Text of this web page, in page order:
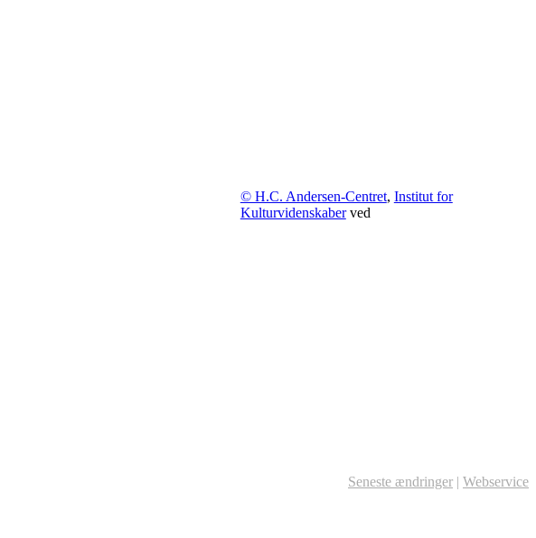
© H.C. Andersen-Centret, Institut for
Kulturvidenskaberved
Seneste ændringer | Webservice